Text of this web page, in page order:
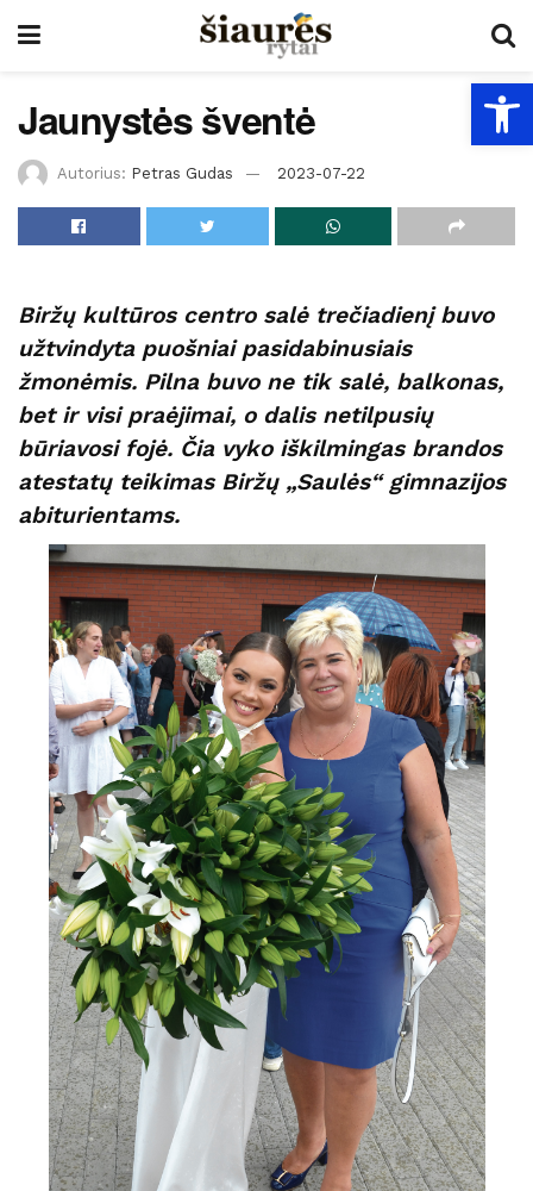
Jaunystės šventė
Autorius: Petras Gudas 2023-07-22
Biržų kultūros centro salė trečiadienį buvo
užtvindyta puošniai pasidabinusiais
žmonėmis. Pilna buvo ne tik salė, balkonas,
bet ir visi praėjimai, o dalis netilpusių
būriavosi fojė. Čia vyko iškilmingas brandos
atestatų teikimas Biržų „Saulės“ gimnazijos
abiturientams.